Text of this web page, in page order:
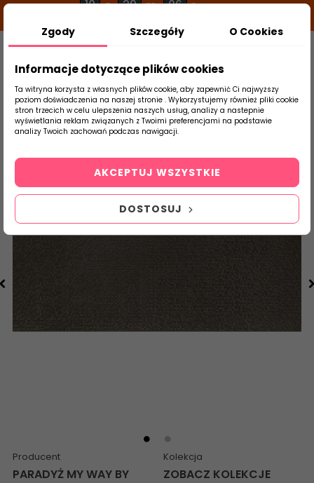
10 g 29 m 05 s
Szukaj
produktu
Strona Główna Płytki Łazienkowe
Producent
PARADYŻ MY WAY BY
Kolekcja
ZOBACZ KOLEKCJE
Zgody Szczegóły O Cookies
Informacje dotyczące plików cookies
Ta witryna korzysta z własnych plików cookie, aby zapewnić Ci najwyższy
poziom doświadczenia na naszej stronie . Wykorzystujemy również pliki cookie
stron trzecich w celu ulepszenia naszych usług, analizy a nastepnie
wyświetlania reklam związanych z Twoimi preferencjami na podstawie
analizy Twoich zachowań podczas nawigacji.
DOSTOSUJ
AKCEPTUJ WSZYSTKIE